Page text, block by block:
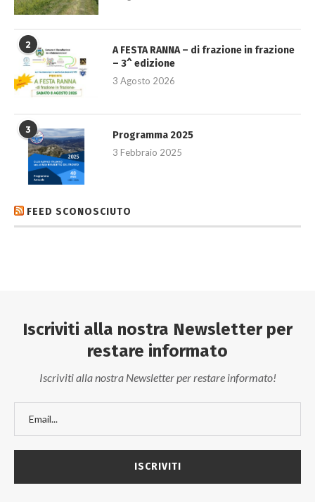
2
A FESTA RANNA – di frazione in frazione
– 3^ edizione
3 Agosto 2026
3
Programma 2025
3 Febbraio 2025
FEED SCONOSCIUTO
Iscriviti alla nostra Newsletter per
restare informato
Iscriviti alla nostra Newsletter per restare informato!